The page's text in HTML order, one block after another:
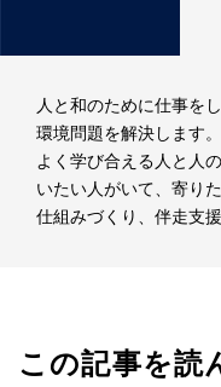
人と和のために仕事を
環境問題を解決します
よく学び合える人と人
いたい人がいて、寄り
仕組みづくり、伴走支
この記事を読